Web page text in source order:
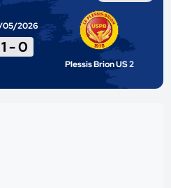
05/2026
1-0
Plessis Brion US 2